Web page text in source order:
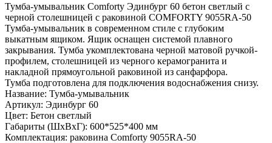
Тумба-умывальник Comforty Эдинбург 60 бетон светлый с
черной столешницей с раковиной COMFORTY 9055RA-50
Тумба-умывальник в современном стиле с глубоким
выкатным ящиком. Ящик оснащен системой плавного
закрывания. Тумба укомплектована черной матовой ручкой-
профилем, столешницей из черного керамогранита и
накладной прямоугольной раковиной из санфарфора.
Тумба подготовлена для подключения водоснабжения снизу.
Название: Тумба-умывальник
Артикул: Эдинбург 60
Цвет: Бетон светлый
Габариты (ШхВхГ): 600*525*400 мм
Комплектация: раковина Comforty 9055RA-50